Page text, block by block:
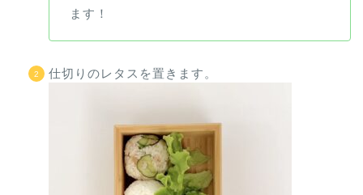
ます！
仕切りのレタスを置きます。